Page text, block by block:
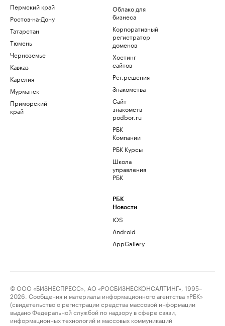
Пермский край
Ростов-на-Дону
Татарстан
Тюмень
Черноземье
Кавказ
Карелия
Мурманск
Приморский
край
Облако для
бизнеса
Корпоративный
регистратор
доменов
Хостинг
сайтов
Рег.решения
Знакомства
Сайт
знакомств
podbor.ru
РБК
Компании
РБК Курсы
Школа
управления
РБК
РБК
Новости
iOS
Android
AppGallery
© ООО «БИЗНЕСПРЕСС», АО «РОСБИЗНЕСКОНСАЛТИНГ», 1995–
2026. Сообщения и материалы информационного агентства «РБК»
(свидетельство о регистрации средства массовой информации
выдано Федеральной службой по надзору в сфере связи,
информационных технологий и массовых коммуникаций